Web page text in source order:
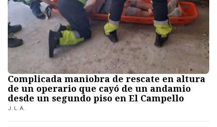
Complicada maniobra de rescate en altura
de un operario que cayó de un andamio
desde un segundo piso en El Campello
J. L. A.